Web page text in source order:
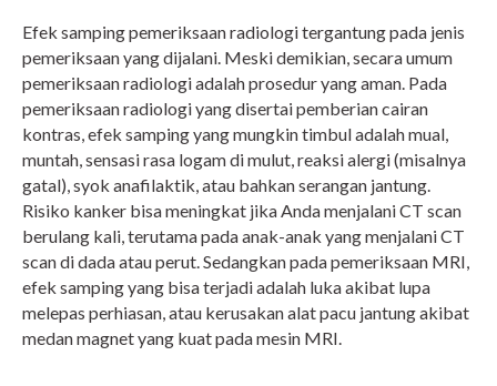
Efek samping pemeriksaan radiologi tergantung pada jenis
pemeriksaan yang dijalani. Meski demikian, secara umum
pemeriksaan radiologi adalah prosedur yang aman. Pada
pemeriksaan radiologi yang disertai pemberian cairan
kontras, efek samping yang mungkin timbul adalah mual,
muntah, sensasi rasa logam di mulut, reaksi alergi (misalnya
gatal), syok anafilaktik, atau bahkan serangan jantung.
Risiko kanker bisa meningkat jika Anda menjalani CT scan
berulang kali, terutama pada anak-anak yang menjalani CT
scan di dada atau perut. Sedangkan pada pemeriksaan MRI,
efek samping yang bisa terjadi adalah luka akibat lupa
melepas perhiasan, atau kerusakan alat pacu jantung akibat
medan magnet yang kuat pada mesin MRI.